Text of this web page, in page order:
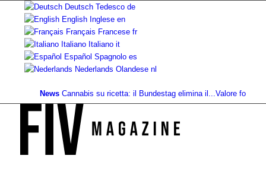
Deutsch Tedesco de
English Inglese en
Français Francese fr
Italiano Italiano it
Español Spagnolo es
Nederlands Olandese nl
News Cannabis su ricetta: il Bundestag elimina il...Valore fondiario di